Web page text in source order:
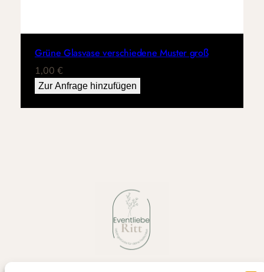
Grüne Glasvase verschiedene Muster groß
1,00 €
Zur Anfrage hinzufügen